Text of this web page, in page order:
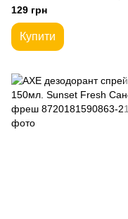
129 грн
Купити